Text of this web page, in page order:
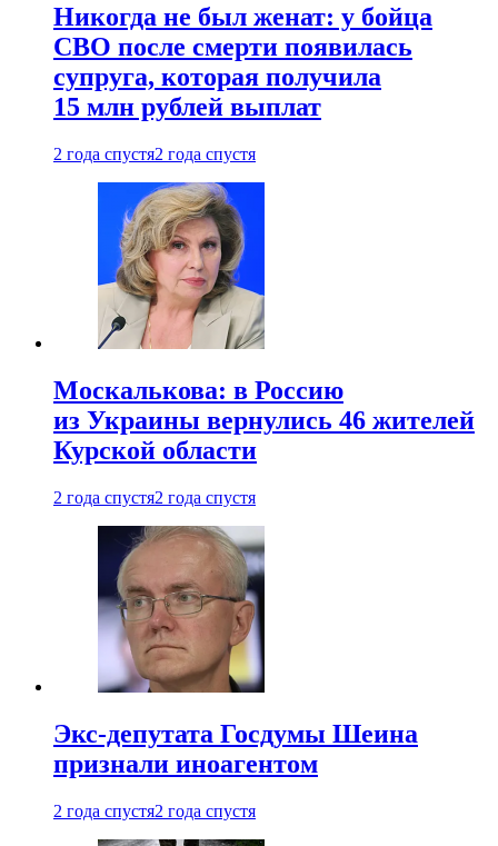
Никогда не был женат: у бойца
СВО после смерти появилась
супруга, которая получила
15 млн рублей выплат
2 года спустя2 года спустя
Москалькова: в Россию
из Украины вернулись 46 жителей
Курской области
2 года спустя2 года спустя
Экс-депутата Госдумы Шеина
признали иноагентом
2 года спустя2 года спустя